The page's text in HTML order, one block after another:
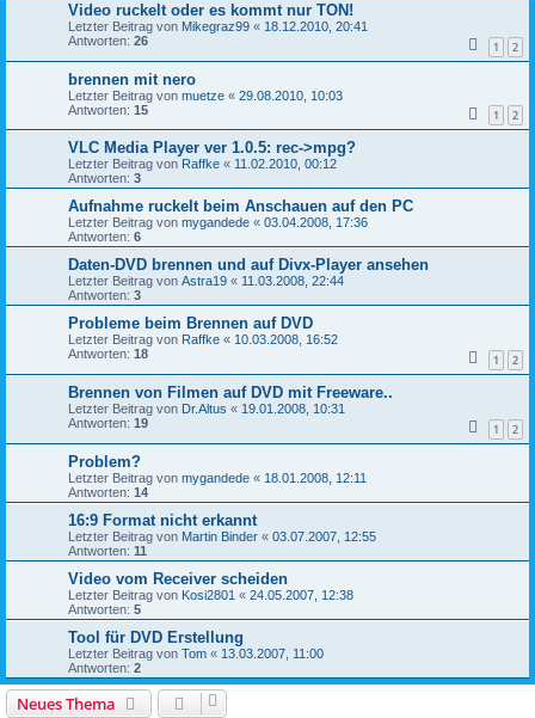
Video ruckelt oder es kommt nur TON!
Letzter Beitrag von Mikegraz99 « 18.12.2010, 20:41
Antworten: 26 1 2
brennen mit nero
Letzter Beitrag von muetze « 29.08.2010, 10:03
Antworten: 15 1 2
VLC Media Player ver 1.0.5: rec->mpg?
Letzter Beitrag von Raffke « 11.02.2010, 00:12
Antworten: 3
Aufnahme ruckelt beim Anschauen auf den PC
Letzter Beitrag von mygandede « 03.04.2008, 17:36
Antworten: 6
Daten-DVD brennen und auf Divx-Player ansehen
Letzter Beitrag von Astra19 « 11.03.2008, 22:44
Antworten: 3
Probleme beim Brennen auf DVD
Letzter Beitrag von Raffke « 10.03.2008, 16:52
Antworten: 18 1 2
Brennen von Filmen auf DVD mit Freeware..
Letzter Beitrag von Dr.Altus « 19.01.2008, 10:31
Antworten: 19 1 2
Problem?
Letzter Beitrag von mygandede « 18.01.2008, 12:11
Antworten: 14
16:9 Format nicht erkannt
Letzter Beitrag von Martin Binder « 03.07.2007, 12:55
Antworten: 11
Video vom Receiver scheiden
Letzter Beitrag von Kosi2801 « 24.05.2007, 12:38
Antworten: 5
Tool für DVD Erstellung
Letzter Beitrag von Tom « 13.03.2007, 11:00
Antworten: 2
Neues Thema